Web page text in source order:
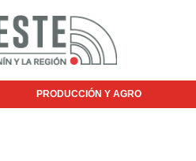
PRODUCCIÓN Y AGRO